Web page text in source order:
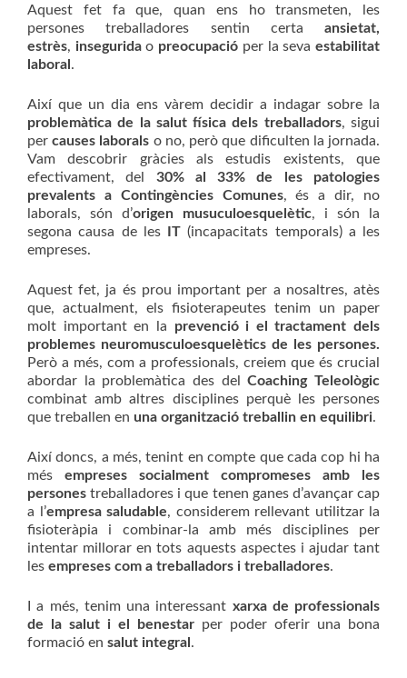
Aquest fet fa que, quan ens ho transmeten, les
persones treballadores sentin certa ansietat,
estrès, inseguridao preocupació per la sevaestabilitat
laboral .
Així que un dia ens vàrem decidir a indagar sobre la
problemàtica de la salut física dels treballadors, sigui
percauses laborals o no, però que dificulten la jornada.
Vam descobrir gràcies als estudis existents, que
efectivament, del 30% al 33% de les patologies
prevalents a Contingències Comunes, és a dir, no
laborals, són d’origen musuculoesquelètic, i són la
segona causa de les
IT (incapacitats temporals) a les
empreses.
Aquest fet, ja és prou important per a nosaltres, atès
que, actualment, els fisioterapeutes tenim un paper
molt important en la prevenció i el tractament dels
problemes neuromusculoesquelètics de les persones.
Però a més, com a professionals, creiem que és crucial
abordar la problemàtica des delCoachingTeleològic
combinat amb altres disciplines perquè les persones
que treballen en una organització treballin en equilibri.
Així doncs, a més, tenint en compte que cada cop hi ha
més empreses socialment compromeses amb les
persones treballadores i que tenen ganes d’avançar cap
a l’empresa saludable, considerem rellevant utilitzar la
fisioteràpia i combinar-la amb més disciplines per
intentar millorar en tots aquests aspectes i ajudar tant
les empreses com a treballadors i treballadores.
I a més, tenim una interessant xarxa de professionals
de la salut i el benestar per poder oferir una bona
formació en salut integral .